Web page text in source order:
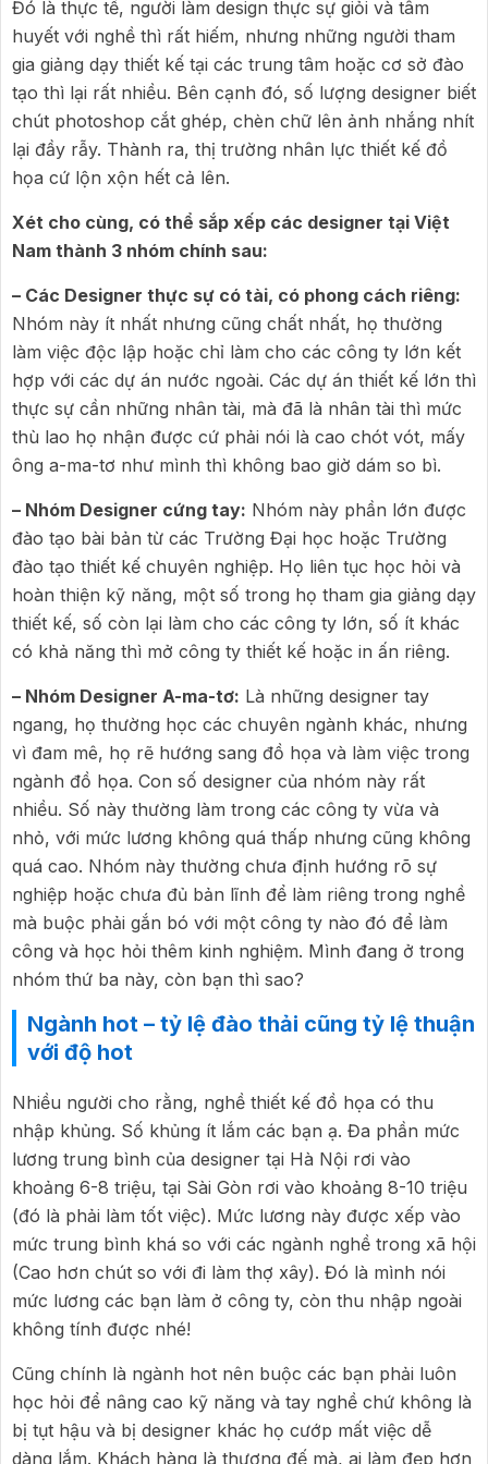
Đó là thực tế, người làm design thực sự giỏi và tâm
huyết với nghề thì rất hiếm, nhưng những người tham
gia giảng dạy thiết kế tại các trung tâm hoặc cơ sở đào
tạo thì lại rất nhiều. Bên cạnh đó, số lượng designer biết
chút photoshop cắt ghép, chèn chữ lên ảnh nhắng nhít
lại đầy rẫy. Thành ra, thị trường nhân lực thiết kế đồ
họa cứ lộn xộn hết cả lên.
Xét cho cùng, có thể sắp xếp các designer tại Việt
Nam thành 3 nhóm chính sau:
– Các Designer thực sự có tài, có phong cách riêng:
Nhóm này ít nhất nhưng cũng chất nhất, họ thường
làm việc độc lập hoặc chỉ làm cho các công ty lớn kết
hợp với các dự án nước ngoài. Các dự án thiết kế lớn thì
thực sự cần những nhân tài, mà đã là nhân tài thì mức
thù lao họ nhận được cứ phải nói là cao chót vót, mấy
ông a-ma-tơ như mình thì không bao giờ dám so bì.
– Nhóm Designer cứng tay: Nhóm này phần lớn được
đào tạo bài bản từ các Trường Đại học hoặc Trường
đào tạo thiết kế chuyên nghiệp. Họ liên tục học hỏi và
hoàn thiện kỹ năng, một số trong họ tham gia giảng dạy
thiết kế, số còn lại làm cho các công ty lớn, số ít khác
có khả năng thì mở công ty thiết kế hoặc in ấn riêng.
– Nhóm Designer A-ma-tơ: Là những designer tay
ngang, họ thường học các chuyên ngành khác, nhưng
vì đam mê, họ rẽ hướng sang đồ họa và làm việc trong
ngành đồ họa. Con số designer của nhóm này rất
nhiều. Số này thường làm trong các công ty vừa và
nhỏ, với mức lương không quá thấp nhưng cũng không
quá cao. Nhóm này thường chưa định hướng rõ sự
nghiệp hoặc chưa đủ bản lĩnh để làm riêng trong nghề
mà buộc phải gắn bó với một công ty nào đó để làm
công và học hỏi thêm kinh nghiệm. Mình đang ở trong
nhóm thứ ba này, còn bạn thì sao?
Ngành hot – tỷ lệ đào thải cũng tỷ lệ thuận
với độ hot
Nhiều người cho rằng, nghề thiết kế đồ họa có thu
nhập khủng. Số khủng ít lắm các bạn ạ. Đa phần mức
lương trung bình của designer tại Hà Nội rơi vào
khoảng 6-8 triệu, tại Sài Gòn rơi vào khoảng 8-10 triệu
(đó là phải làm tốt việc). Mức lương này được xếp vào
mức trung bình khá so với các ngành nghề trong xã hội
(Cao hơn chút so với đi làm thợ xây). Đó là mình nói
mức lương các bạn làm ở công ty, còn thu nhập ngoài
không tính được nhé!
Cũng chính là ngành hot nên buộc các bạn phải luôn
học hỏi để nâng cao kỹ năng và tay nghề chứ không là
bị tụt hậu và bị designer khác họ cướp mất việc dễ
dàng lắm. Khách hàng là thượng đế mà, ai làm đẹp hơn